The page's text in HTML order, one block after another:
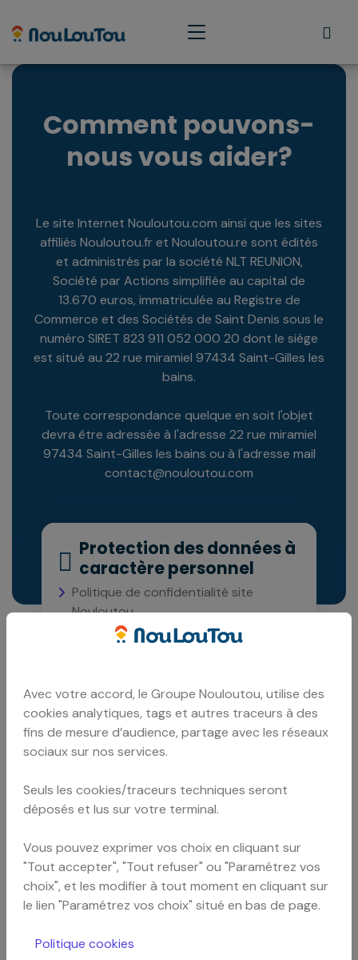
Comment pouvons-
nous vous aider?
Le site Internet Nouloutou.com ainsi que les sites
affiliés Nouloutou.fr et Nouloutou.re sont édités
et administrés par la société NLT REUNION,
Société par Actions simplifiée au capital de
13.670 euros, immatriculée au Registre de
Commerce et des Sociétés de Saint Denis sous le
numéro SIRET 823 911 052 000 20 dont le siège
est situé au 22 rue miramiel 97434 Saint-Gilles les
bains.
Toute correspondance quelque en soit l'objet
devra être adressée à l'adresse 22 rue miramiel
97434 Saint-Gilles les bains ou à l'adresse mail
contact@nouloutou.com
Protection des données à
caractère personnel
Politique de confidentialité site
Nouloutou
Politique cookie site Nouloutou
CGU Gardiennage
Conditions Générales d'utilisation
gardiennage sur le site nouloutou
CGU Location de voitures
Conditions Générales de vente
Nouloutou
Avec votre accord, le Groupe Nouloutou, utilise des
cookies analytiques, tags et autres traceurs à des
fins de mesure d’audience, partage avec les réseaux
sociaux sur nos services.
Seuls les cookies/traceurs techniques seront
déposés et lus sur votre terminal.
Vous pouvez exprimer vos choix en cliquant sur
"Tout accepter", "Tout refuser" ou "Paramétrez vos
choix", et les modifier à tout moment en cliquant sur
le lien "Paramétrez vos choix" situé en bas de page.
Politique cookies